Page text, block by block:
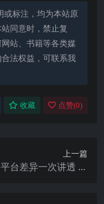
或标注，均为本站原
同意时，禁止复
站、书籍等各类媒
法权益，可联系我
收藏 点赞(0)
上一篇
台差异一次讲透 入